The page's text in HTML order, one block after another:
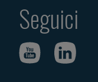
Seguici